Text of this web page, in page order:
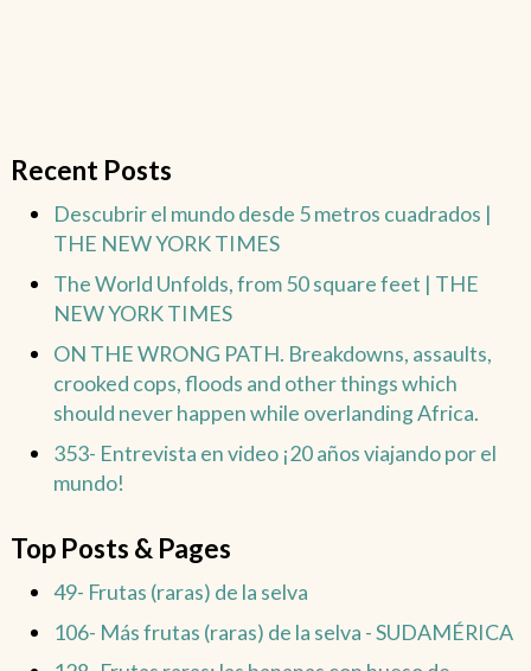
Recent Posts
Descubrir el mundo desde 5 metros cuadrados |
THE NEW YORK TIMES
The World Unfolds, from 50 square feet | THE
NEW YORK TIMES
ON THE WRONG PATH. Breakdowns, assaults,
crooked cops, floods and other things which
should never happen while overlanding Africa.
353- Entrevista en video ¡20 años viajando por el
mundo!
Top Posts & Pages
49- Frutas (raras) de la selva
106- Más frutas (raras) de la selva - SUDAMÉRICA